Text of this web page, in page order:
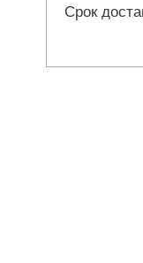
Срок